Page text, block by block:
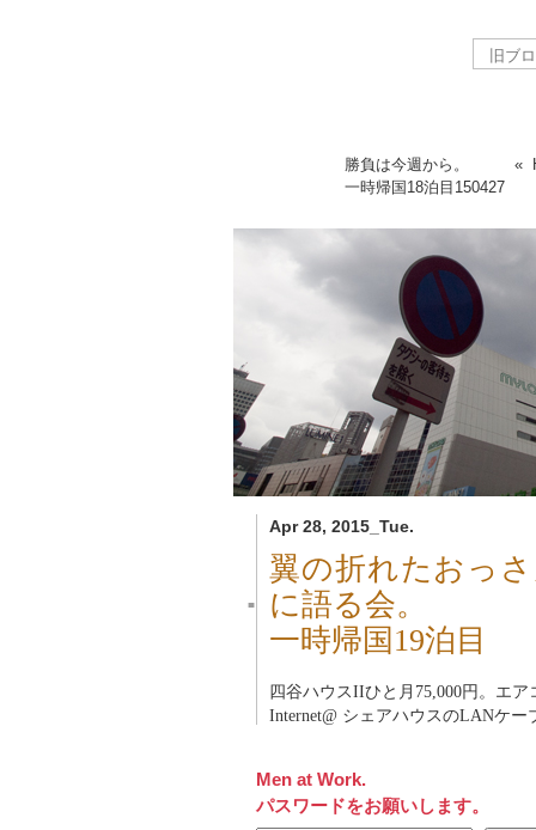
勝負は今週から。
一時帰国18泊目 150427
«
Apr 28, 2015_Tue.
■
翼の折れたおっ
に語る会。
一時帰国19泊目
四谷ハウスIIひと月75,000円。エ
Internet@ シェアハウスのLANケー
Men at Work.
パスワードをお願いします。